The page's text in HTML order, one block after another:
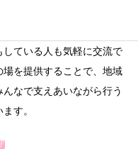
ている人も気軽に交流で
を提供することで、地域
なで支えあいながら行う
す。